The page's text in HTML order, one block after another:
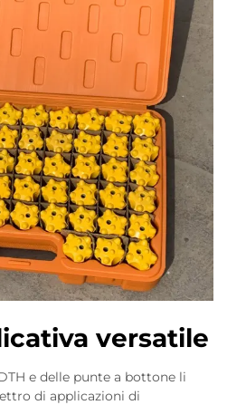
versatile
e delle punte a bottone li
di applicazioni di